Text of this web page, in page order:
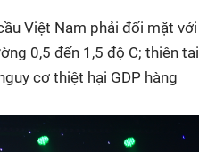
Việt Nam phải đối mặt với
0,5 đến 1,5 độ C; thiên tai
cơ thiệt hại GDP hàng